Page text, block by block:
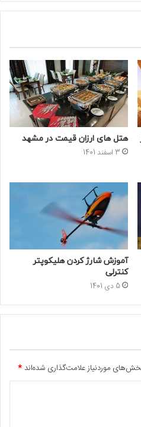
هتل های ارزان قیمت در مشهد
3 اسفند 1401
آموزش شارژ کردن هلیکوپتر
کنترلی
5 دی 1401
موردنیاز علامت‌گذاری شده‌اند*